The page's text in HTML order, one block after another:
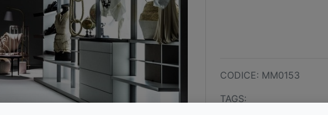
CODICE: MM0153
TAGS: